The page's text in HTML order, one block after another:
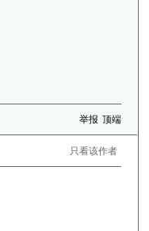
举报 顶端
只看该作者